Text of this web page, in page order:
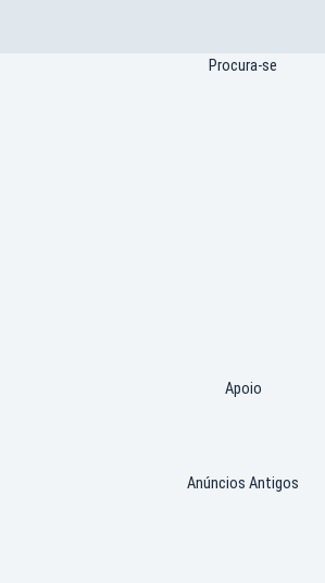
Procura-se
Apoio
Anúncios Antigos